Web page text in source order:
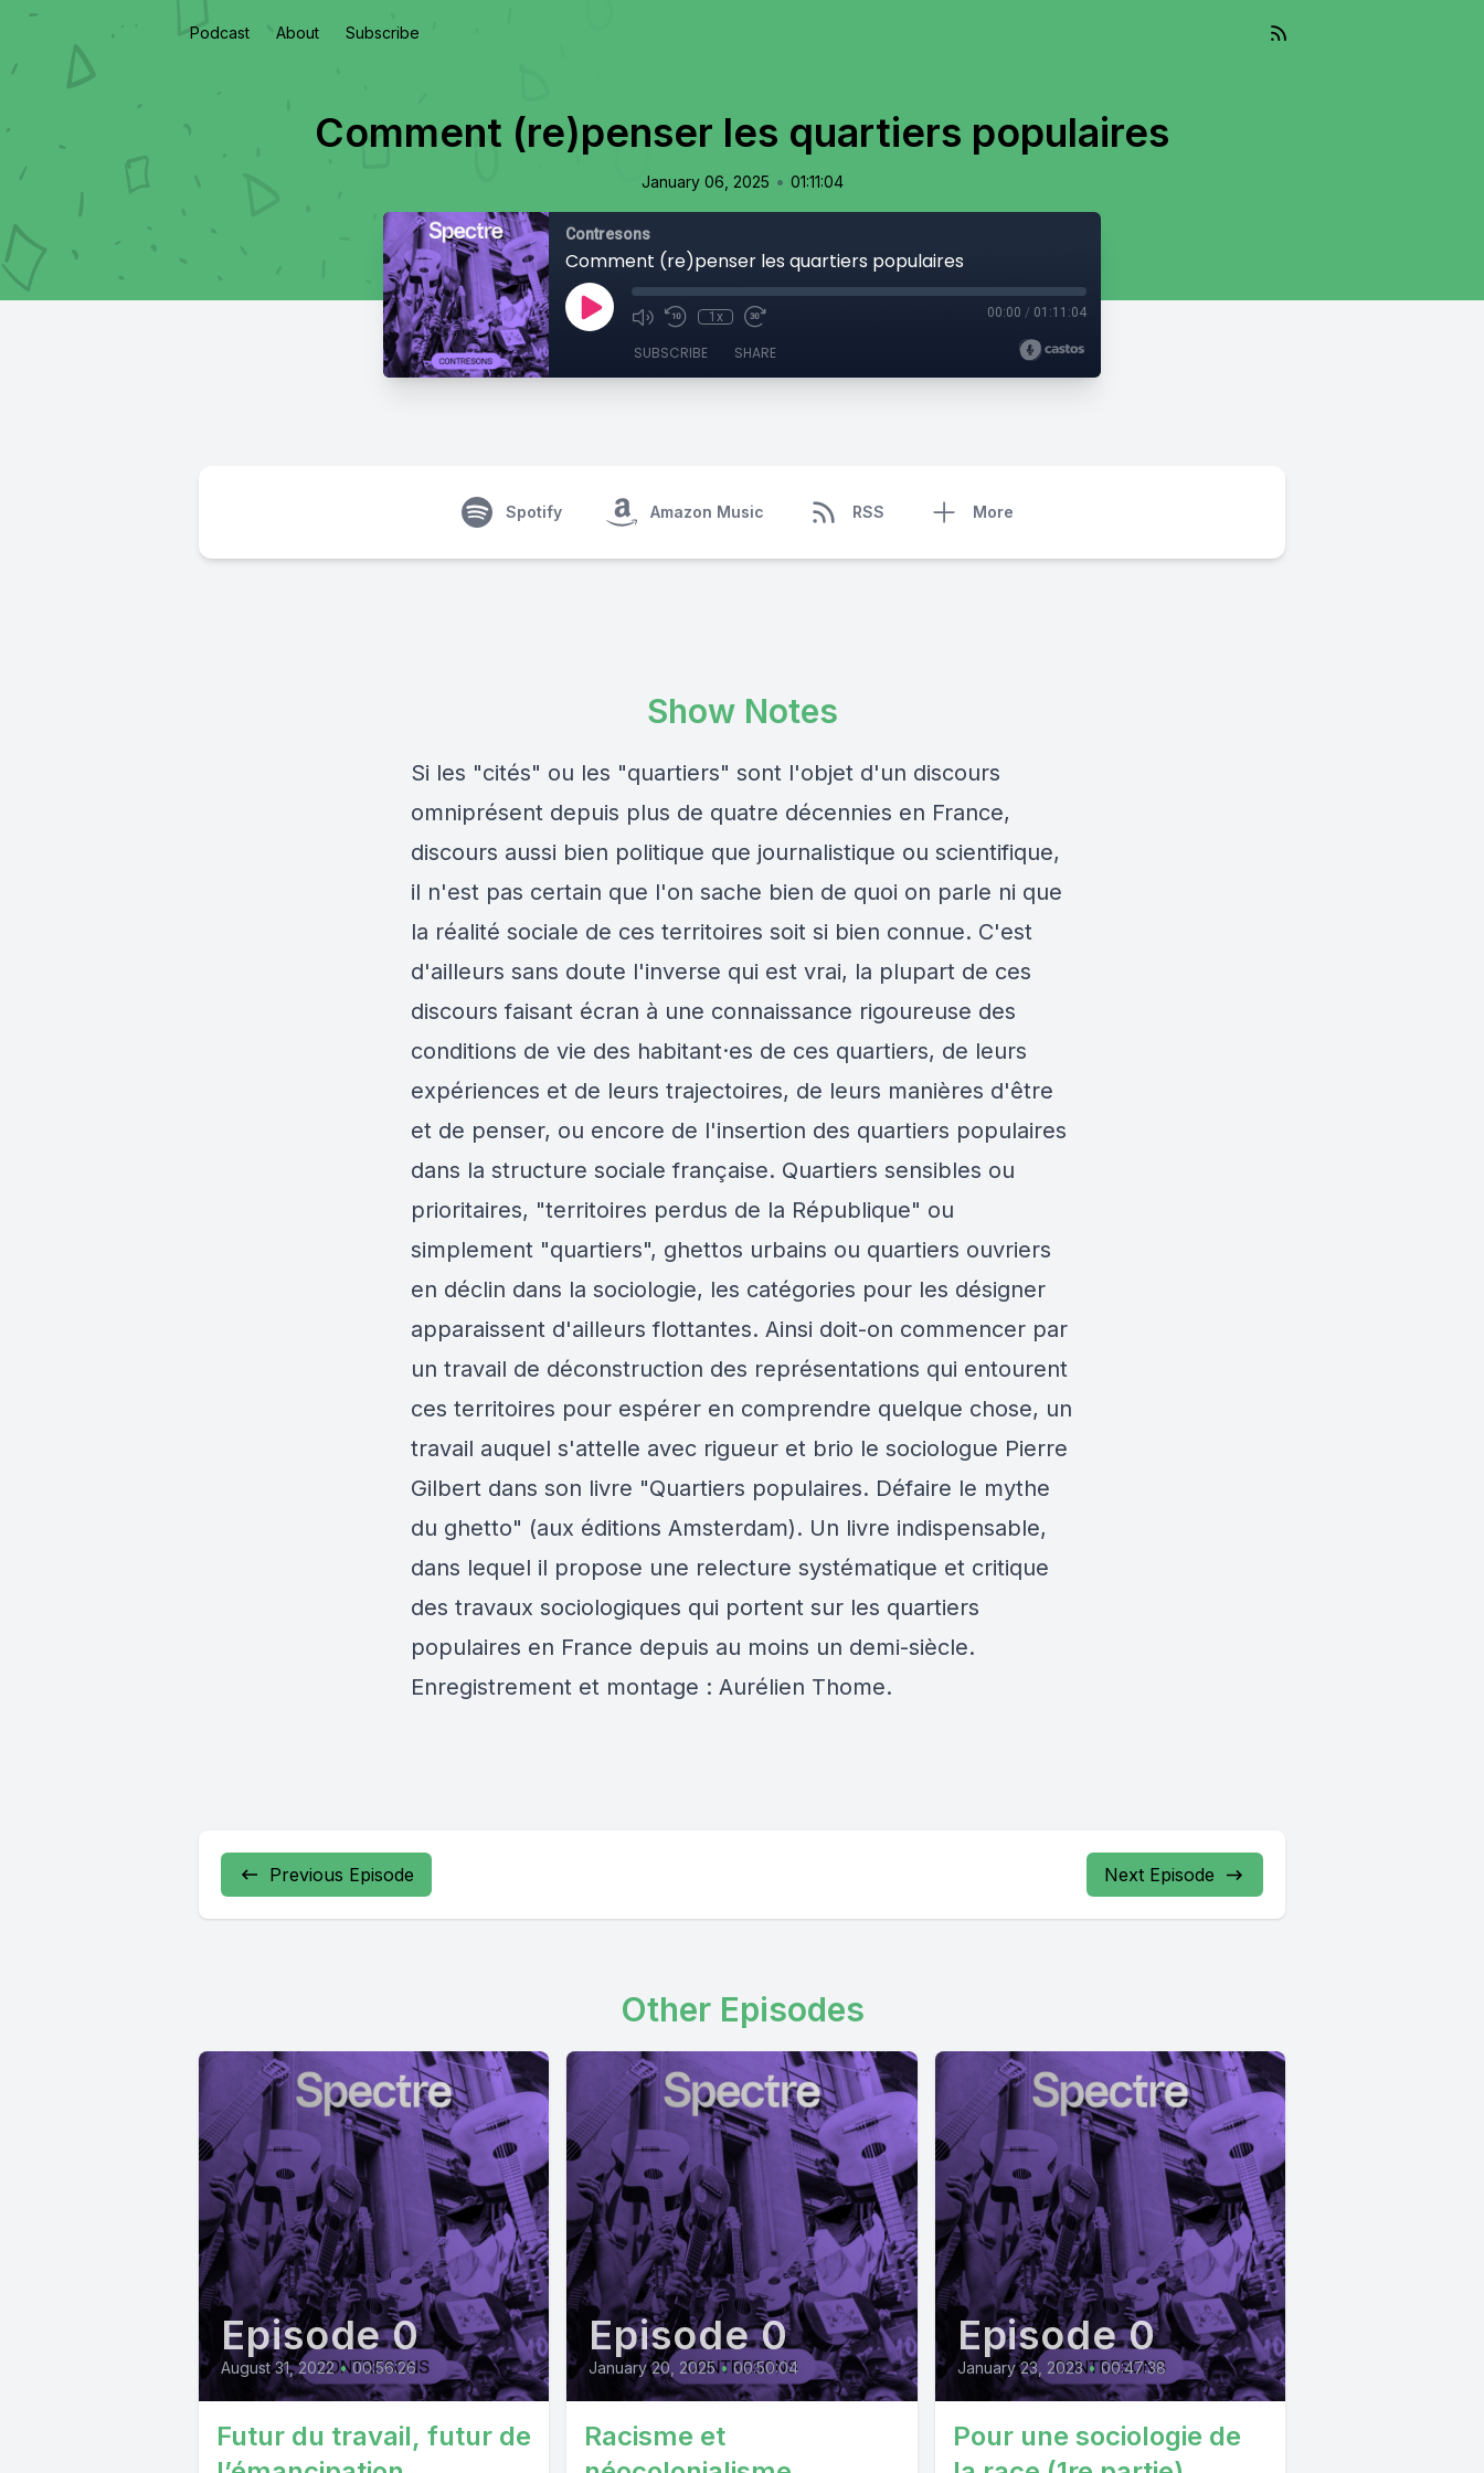
Podcast About Subscribe
Comment (re)penser les quartiers populaires
January 06, 2025 • 01:11:04
Contresons
Comment (re)penser les quartiers populaires
1x 00:00 / 01:11:04
SUBSCRIBE SHARE
Spotify Amazon Music RSS More
Show Notes
Si les "cités" ou les "quartiers" sont l'objet d'un discours
omniprésent depuis plus de quatre décennies en France,
discours aussi bien politique que journalistique ou scientifique,
il n'est pas certain que l'on sache bien de quoi on parle ni que
la réalité sociale de ces territoires soit si bien connue. C'est
d'ailleurs sans doute l'inverse qui est vrai, la plupart de ces
discours faisant écran à une connaissance rigoureuse des
conditions de vie des habitant·es de ces quartiers, de leurs
expériences et de leurs trajectoires, de leurs manières d'être
et de penser, ou encore de l'insertion des quartiers populaires
dans la structure sociale française. Quartiers sensibles ou
prioritaires, "territoires perdus de la République" ou
simplement "quartiers", ghettos urbains ou quartiers ouvriers
en déclin dans la sociologie, les catégories pour les désigner
apparaissent d'ailleurs flottantes. Ainsi doit-on commencer par
un travail de déconstruction des représentations qui entourent
ces territoires pour espérer en comprendre quelque chose, un
travail auquel s'attelle avec rigueur et brio le sociologue Pierre
Gilbert dans son livre "Quartiers populaires. Défaire le mythe
du ghetto" (aux éditions Amsterdam). Un livre indispensable,
dans lequel il propose une relecture systématique et critique
des travaux sociologiques qui portent sur les quartiers
populaires en France depuis au moins un demi-siècle.
Enregistrement et montage : Aurélien Thome.
Previous Episode Next Episode
Other Episodes
Episode 0
August 31, 2022 • 00:56:26
Futur du travail, futur de
Episode 0
January 20, 2025 • 00:50:04
Racisme et
Episode 0
January 23, 2023 • 00:47:38
Pour une sociologie de